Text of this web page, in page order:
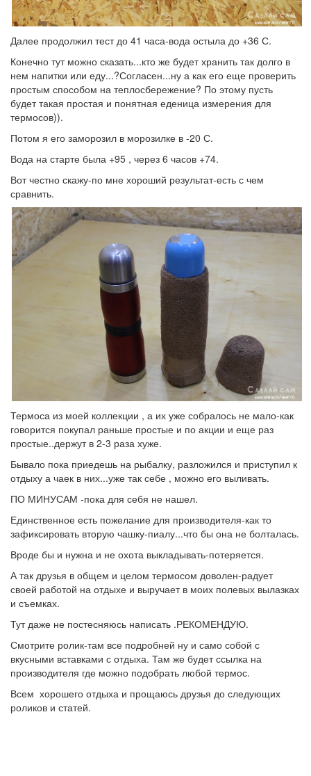
Далее продолжил тест до 41 часа-вода остыла до +36 С.
Конечно тут можно сказать...кто же будет хранить так долго в
нем напитки или еду...?Согласен...ну а как его еще проверить
простым способом на теплосбережение? По этому пусть
будет такая простая и понятная еденица измерения для
термосов)).
Потом я его заморозил в морозилке в -20 С.
Вода на старте была +95 , через 6 часов +74.
Вот честно скажу-по мне хороший результат-есть с чем
сравнить.
Термоса из моей коллекции , а их уже собралось не мало-как
говорится покупал раньше простые и по акции и еще раз
простые..держут в 2-3 раза хуже.
Бывало пока приедешь на рыбалку, разложился и приступил к
отдыху а чаек в них...уже так себе , можно его выливать.
ПО МИНУСАМ -пока для себя не нашел.
Единственное есть пожелание для производителя-как то
зафиксировать вторую чашку-пиалу...что бы она не болталась.
Вроде бы и нужна и не охота выкладывать-потеряется.
А так друзья в общем и целом термосом доволен-радует
своей работой на отдыхе и выручает в моих полевых вылазках
и съемках.
Тут даже не постесняюсь написать .РЕКОМЕНДУЮ.
Смотрите ролик-там все подробней ну и само собой с
вкусными вставками с отдыха. Там же будет ссылка на
производителя где можно подобрать любой термос.
Всем хорошего отдыха и прощаюсь друзья до следующих
роликов и статей.